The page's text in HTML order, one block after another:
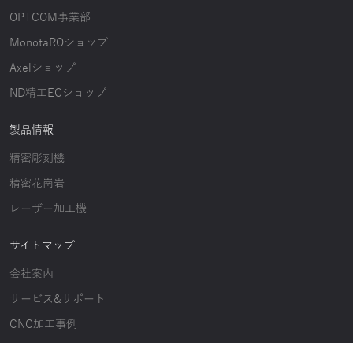
OPTCOM事業部
MonotaROショップ
Axelショップ
ND精工ECショップ
製品情報
精密彫刻機
精密花崗岩
レーザー加工機
サイトマップ
会社案内
サービス&サポート
CNC加工事例